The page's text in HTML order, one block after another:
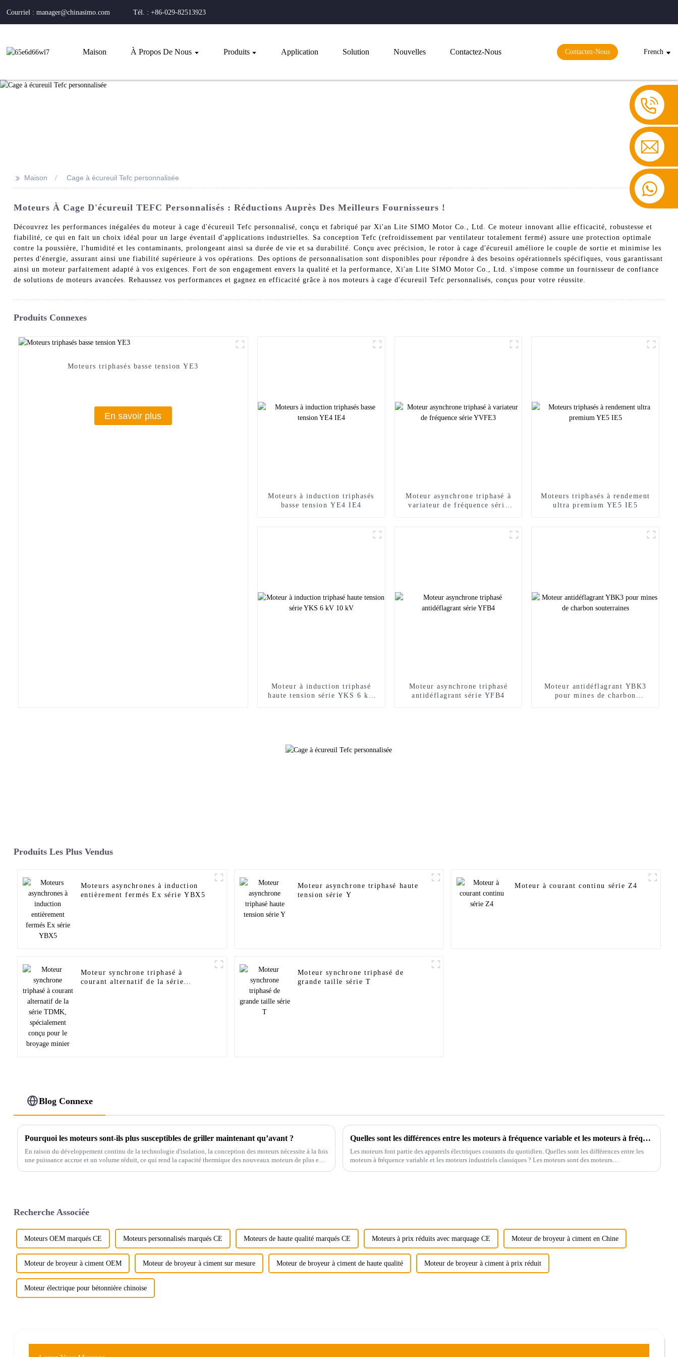
Courriel : manager@chinasimo.com Tél. : +86-029-82513923
Maison À Propos De Nous Produits Application Solution Nouvelles Contactez-Nous Contactez-Nous French
>> Maison Cage à écureuil Tefc personnalisée
Moteurs À Cage D'écureuil TEFC Personnalisés : Réductions Auprès Des Meilleurs Fournisseurs !
Découvrez les performances inégalées du moteur à cage d'écureuil Tefc personnalisé, conçu et fabriqué par Xi'an Lite SIMO Motor Co., Ltd. Ce moteur innovant allie efficacité, robustesse et
fiabilité, ce qui en fait un choix idéal pour un large éventail d'applications industrielles. Sa conception Tefc (refroidissement par ventilateur totalement fermé) assure une protection optimale
contre la poussière, l'humidité et les contaminants, prolongeant ainsi sa durée de vie et sa durabilité. Conçu avec précision, le rotor à cage d'écureuil améliore le couple de sortie et minimise les
pertes d'énergie, assurant ainsi une fiabilité supérieure à vos opérations. Des options de personnalisation sont disponibles pour répondre à des besoins opérationnels spécifiques, vous garantissant
ainsi un moteur parfaitement adapté à vos exigences. Fort de son engagement envers la qualité et la performance, Xi'an Lite SIMO Motor Co., Ltd. s'impose comme un fournisseur de confiance
de solutions de moteurs avancées. Rehaussez vos performances et gagnez en efficacité grâce à nos moteurs à cage d'écureuil Tefc personnalisés, conçus pour votre réussite.
Produits Connexes
Moteurs triphasés basse tension YE3
En savoir plus
Moteurs à induction triphasés
basse tension YE4 IE4
Moteur asynchrone triphasé à
variateur de fréquence série
Moteurs triphasés à rendement
ultra premium YE5 IE5
Moteur à induction triphasé
haute tension série YKS 6 kV
Moteur asynchrone triphasé
antidéflagrant série YFB4
Moteur antidéflagrant YBK3
pour mines de charbon
Produits Les Plus Vendus
Moteurs asynchrones à induction
entièrement fermés Ex série YBX5
Moteur asynchrone triphasé haute
tension série Y
Moteur à courant continu série Z4
Moteur synchrone triphasé à
courant alternatif de la série
Moteur synchrone triphasé de
grande taille série T
Blog Connexe
Pourquoi les moteurs sont-ils plus susceptibles de griller maintenant qu’avant ?
En raison du développement continu de la technologie d'isolation, la conception des moteurs nécessite à la fois
une puissance accrue et un volume réduit, ce qui rend la capacité thermique des nouveaux moteurs de plus en
Quelles sont les différences entre les moteurs à fréquence variable et les moteurs à fréquence industrielle ordinaires ?
Les moteurs font partie des appareils électriques courants du quotidien. Quelles sont les différences entre les
moteurs à fréquence variable et les moteurs industriels classiques ? Les moteurs sont des moteurs
Recherche Associée
Moteurs OEM marqués CE Moteurs personnalisés marqués CE Moteurs de haute qualité marqués CE Moteurs à prix réduits avec marquage CE Moteur de broyeur à ciment en Chine
Moteur de broyeur à ciment OEM Moteur de broyeur à ciment sur mesure Moteur de broyeur à ciment de haute qualité Moteur de broyeur à ciment à prix réduit
Moteur électrique pour bétonnière chinoise